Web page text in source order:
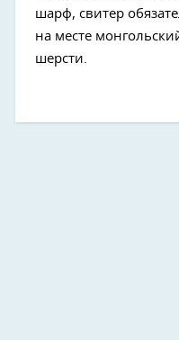
шарф, свитер
на месте
шерсти.